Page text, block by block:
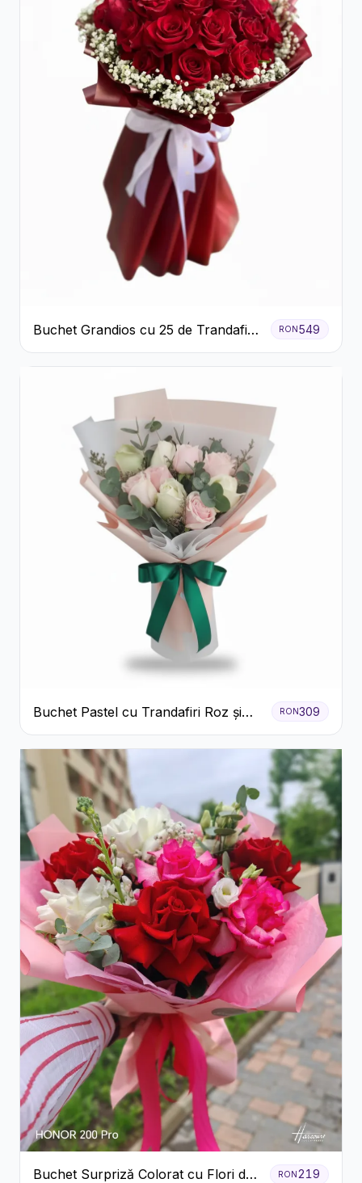
Buchet Grandios cu 25 de Trandafiri
Roșii
RON549
Buchet Pastel cu Trandafiri Roz și
Albi
RON309
Buchet Surpriză Colorat cu Flori de RON219